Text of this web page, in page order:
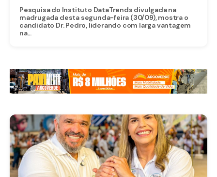
Pesquisa do Instituto DataTrends divulgada na
madrugada desta segunda-feira (30/09), mostra o
candidato Dr. Pedro, liderando com larga vantagem
na...